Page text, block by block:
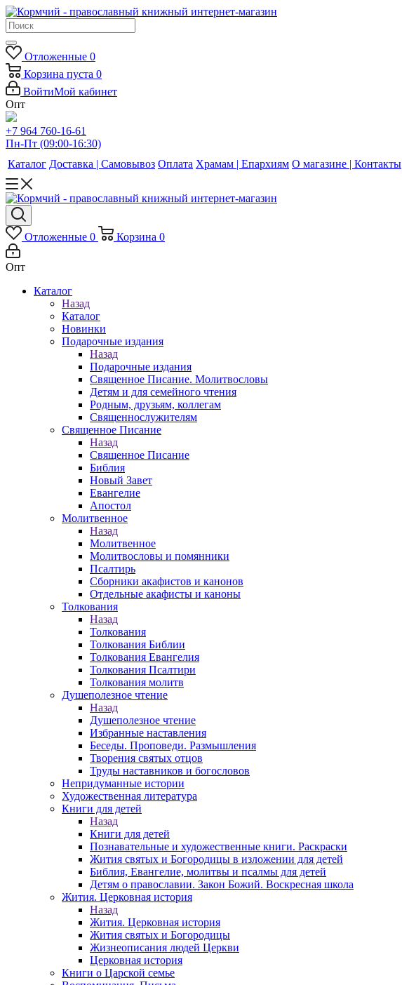
Отложенные 0
Корзина пуста 0
ВойтиМой кабинет
Опт
+7 964 760-16-61
Пн-Пт (09:00-16:30)
Каталог Доставка | Самовывоз Оплата Храмам | Епархиям О магазине | Контакты
Отложенные 0 Корзина 0
Опт
Каталог
Назад
Каталог
Новинки
Подарочные издания
Назад
Подарочные издания
Священное Писание. Молитвословы
Детям и для семейного чтения
Родным, друзьям, коллегам
Священнослужителям
Священное Писание
Назад
Священное Писание
Библия
Новый Завет
Евангелие
Апостол
Молитвенное
Назад
Молитвенное
Молитвословы и помянники
Псалтирь
Сборники акафистов и канонов
Отдельные акафисты и каноны
Толкования
Назад
Толкования
Толкования Библии
Толкования Евангелия
Толкования Псалтири
Толкования молитв
Душеполезное чтение
Назад
Душеполезное чтение
Избранные наставления
Беседы. Проповеди. Размышления
Творения святых отцов
Труды наставников и богословов
Непридуманные истории
Художественная литература
Книги для детей
Назад
Книги для детей
Познавательные и художественные книги. Раскраски
Жития святых и Богородицы в изложении для детей
Библия, Евангелие, молитвы и псалмы для детей
Детям о православии. Закон Божий. Воскресная школа
Жития. Церковная история
Назад
Жития. Церковная история
Жития святых и Богородицы
Жизнеописания людей Церкви
Церковная история
Книги о Царской семье